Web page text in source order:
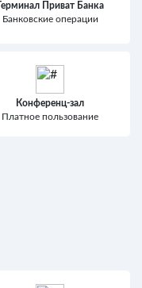
Терминал Приват Банка
Банковские операции
Конференц-зал
Платное пользование